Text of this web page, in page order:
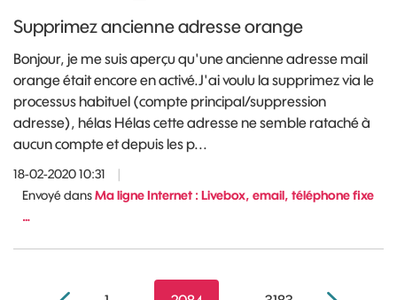
Supprimez ancienne adresse orange
Bonjour, je me suis aperçu qu'une ancienne adresse mail
orange était encore en activé.J'ai voulu la supprimez via le
processus habituel (compte principal/suppression
adresse), hélas Hélas cette adresse ne semble rataché à
aucun compte et depuis les p...
18-02-2020 10:31
|
Envoyé dansMa ligne Internet : Livebox, email, téléphone fixe
…